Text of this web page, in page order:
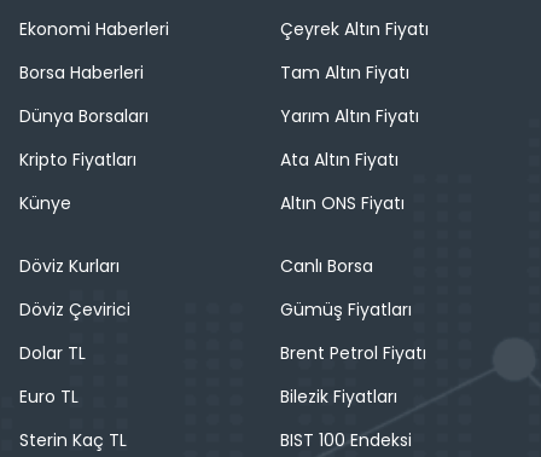
Ekonomi Haberleri
Borsa Haberleri
Dünya Borsaları
Kripto Fiyatları
Künye
Çeyrek Altın Fiyatı
Tam Altın Fiyatı
Yarım Altın Fiyatı
Ata Altın Fiyatı
Altın ONS Fiyatı
Döviz Kurları
Döviz Çevirici
Dolar TL
Euro TL
Sterin Kaç TL
Canlı Borsa
Gümüş Fiyatları
Brent Petrol Fiyatı
Bilezik Fiyatları
BIST 100 Endeksi